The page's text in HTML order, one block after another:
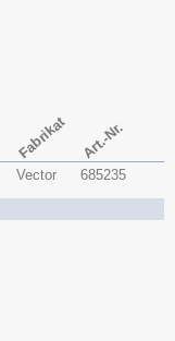
Fabrikat Art.-Nr.
Vector 685235